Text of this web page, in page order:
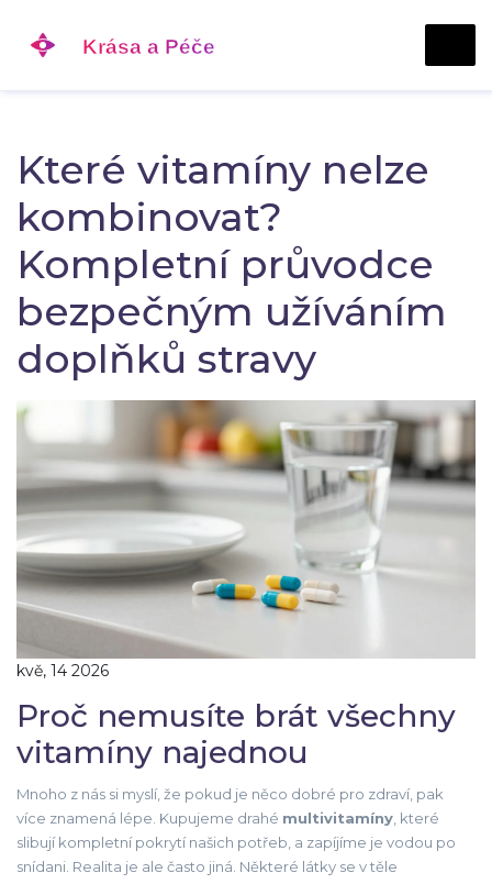
Které vitamíny nelze
kombinovat?
Kompletní průvodce
bezpečným užíváním
doplňků stravy
kvě, 14 2026
Proč nemusíte brát všechny
vitamíny najednou
Mnoho z nás si myslí, že pokud je něco dobré pro zdraví, pak
více znamená lépe. Kupujeme drahé multivitamíny , které
slibují kompletní pokrytí našich potřeb, a zapíjíme je vodou po
snídani. Realita je ale často jiná. Některé látky se v těle